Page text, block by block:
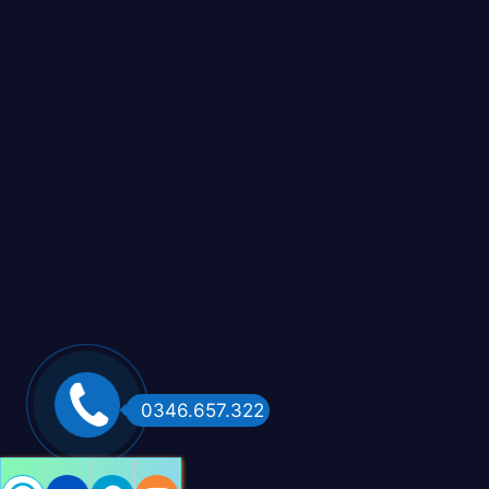
0346.657.322